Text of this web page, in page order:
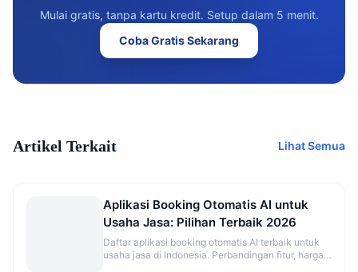
Mulai gratis, tanpa kartu kredit. Setup dalam 5 menit.
Coba Gratis Sekarang
Artikel Terkait Lihat Semua
Aplikasi Booking Otomatis AI untuk
Usaha Jasa: Pilihan Terbaik 2026
Daftar aplikasi booking otomatis AI terbaik untuk
usaha jasa di Indonesia. Perbandingan fitur, harga,